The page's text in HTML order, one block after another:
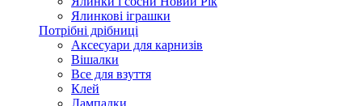
Ялинкові іграшки
Потрібні дрібниці
Аксесуари для карнизів
Вішалки
Все для взуття
Клей
Лампадки